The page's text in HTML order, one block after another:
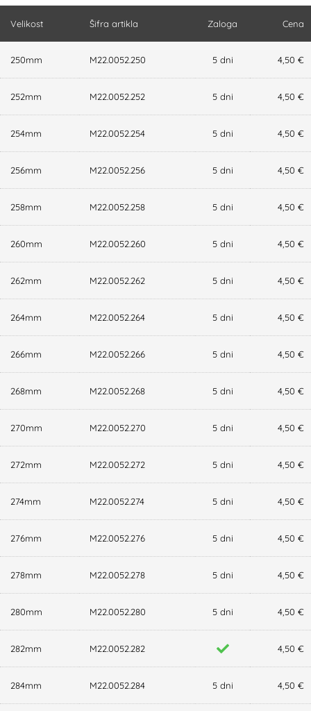
Velikost Šifra artikla Zaloga Cena
250mm M22.0052.250 5 dni 4,50 €
252mm M22.0052.252 5 dni 4,50 €
254mm M22.0052.254 5 dni 4,50 €
256mm M22.0052.256 5 dni 4,50 €
258mm M22.0052.258 5 dni 4,50 €
260mm M22.0052.260 5 dni 4,50 €
262mm M22.0052.262 5 dni 4,50 €
264mm M22.0052.264 5 dni 4,50 €
266mm M22.0052.266 5 dni 4,50 €
268mm M22.0052.268 5 dni 4,50 €
270mm M22.0052.270 5 dni 4,50 €
272mm M22.0052.272 5 dni 4,50 €
274mm M22.0052.274 5 dni 4,50 €
276mm M22.0052.276 5 dni 4,50 €
278mm M22.0052.278 5 dni 4,50 €
280mm M22.0052.280 5 dni 4,50 €
282mm M22.0052.282 4,50 €
284mm M22.0052.284 5 dni 4,50 €